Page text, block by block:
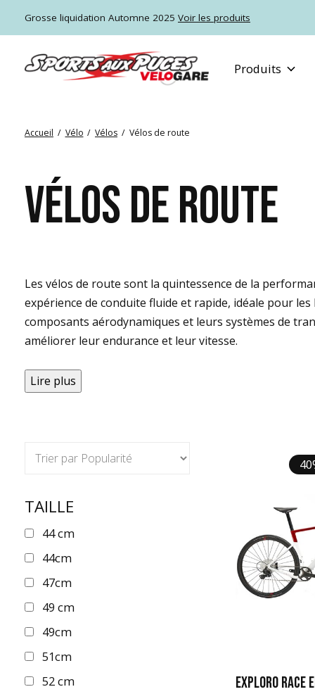
Grosse liquidation Automne 2025 Voir les produits
Produits
Accueil / Vélo / Vélos / Vélos de route
VÉLOS DE ROUTE
Les vélos de route sont la quintessence de la
expérience de conduite fluide et rapide, idéale pour
composants aérodynamiques et leurs systèmes de
améliorer leur endurance et leur vitesse.
Lire plus
TAILLE
44 cm
44cm
47cm
49 cm
49cm
51cm
52 cm
EXPLORO RACE